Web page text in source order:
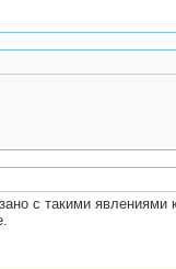
с такими явлениями